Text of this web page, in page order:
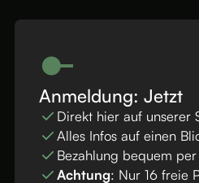
Anmeldung: Jetzt
Direkt hier auf unserer
Alles Infos auf einen
Bezahlung bequem
Achtung: Nur 16 freie